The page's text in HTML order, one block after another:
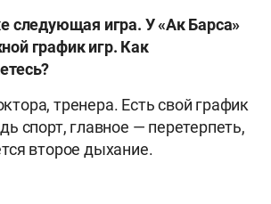
следующая игра. У «Ак Барса»
график игр. Как
тренера. Есть свой график
спорт, главное — перетерпеть,
второе дыхание.